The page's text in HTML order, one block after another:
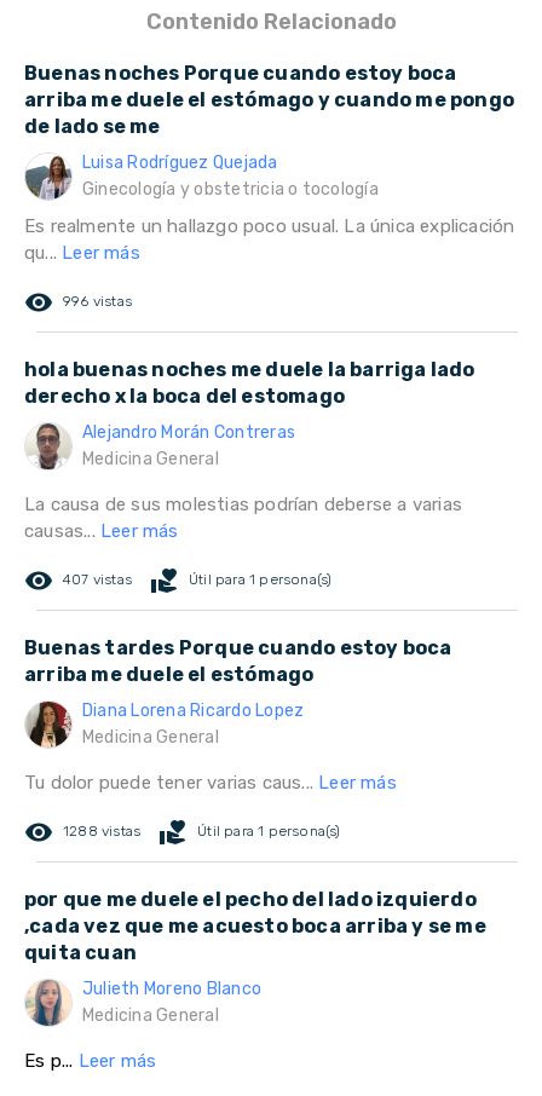
Contenido Relacionado
Buenas noches Porque cuando estoy boca
arriba me duele el estómago y cuando me pongo
de lado se me
Luisa Rodríguez Quejada
Ginecología y obstetricia o tocología
Es realmente un hallazgo poco usual. La única explicación
qu... Leer más
remove_red_eye 996 vistas
hola buenas noches me duele la barriga lado
derecho x la boca del estomago
Alejandro Morán Contreras
Medicina General
La causa de sus molestias podrían deberse a varias
causas... Leer más
remove_red_eye 407 vistas volunteer_activism Útil para 1 persona(s)
Buenas tardes Porque cuando estoy boca
arriba me duele el estómago
Diana Lorena Ricardo Lopez
Medicina General
Tu dolor puede tener varias caus... Leer más
remove_red_eye 1288 vistas volunteer_activism Útil para 1 persona(s)
por que me duele el pecho del lado izquierdo
,cada vez que me acuesto boca arriba y se me
quita cuan
Julieth Moreno Blanco
Medicina General
Es p... Leer más